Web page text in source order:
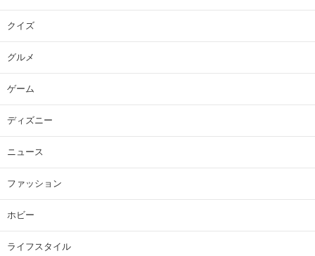
クイズ
グルメ
ゲーム
ディズニー
ニュース
ファッション
ホビー
ライフスタイル